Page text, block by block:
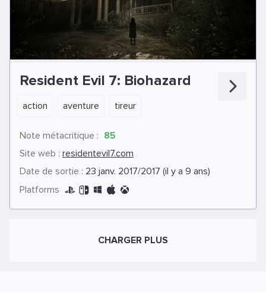
Resident Evil 7: Biohazard
action aventure tireur
Note métacritique : 85
Site web : residentevil7.com
Date de sortie : 23 janv. 2017/2017 (il y a 9 ans)
Platforms
CHARGER PLUS